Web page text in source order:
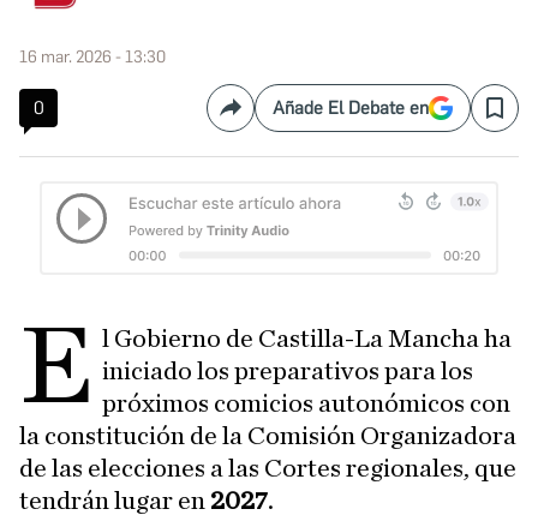
16 mar. 2026 - 13:30
0 CompartirAñade El Debate en Save
E l Gobierno de Castilla-La Mancha ha
iniciado los preparativos para los
próximos comicios autonómicos con
la constitución de la Comisión Organizadora
de las elecciones a las Cortes regionales, que
tendrán lugar en 2027.